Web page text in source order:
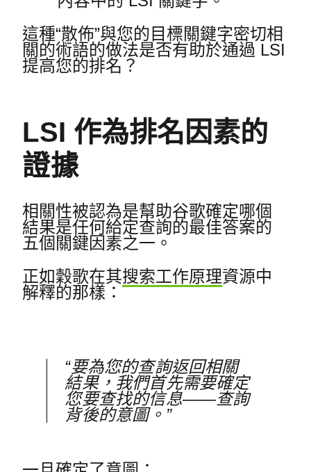
這種“散佈”與您的目標關鍵字密切相
關的術語的做法是否有助於通過 LSI
提高您的排名？
LSI 作為排名因素的
證據
相關性被認為是幫助谷歌確定哪個
結果是任何給定查詢的最佳答案的
五個關鍵因素之一。
正如穀歌在其搜索工作原理資源中
解釋的那樣：
“要為您的查詢返回相關
結果，我們首先需要確定
您要查找的信息——查詢
背後的意圖。”